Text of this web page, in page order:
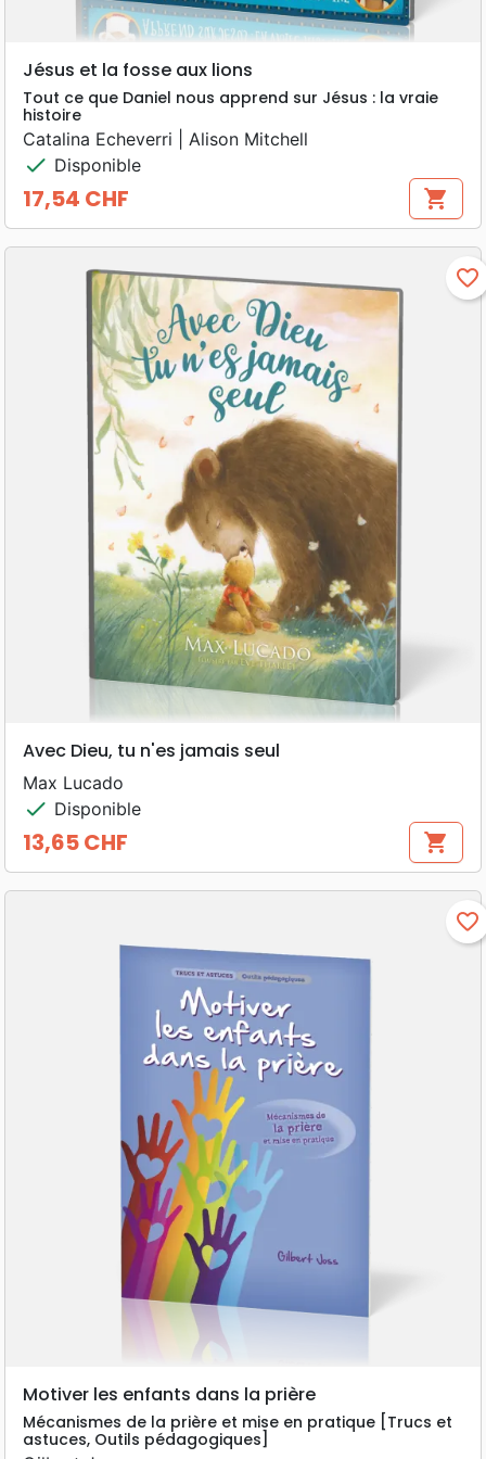
Jésus et la fosse aux lions
Tout ce que Daniel nous apprend sur Jésus : la vraie
histoire
Catalina Echeverri | Alison Mitchell
check Disponible
Prix
17,54 CHF shopping_cart
favorite_border
Avec Dieu, tu n'es jamais seul
Max Lucado
check Disponible
Prix
13,65 CHF shopping_cart
favorite_border
Motiver les enfants dans la prière
Mécanismes de la prière et mise en pratique [Trucs et
astuces, Outils pédagogiques]